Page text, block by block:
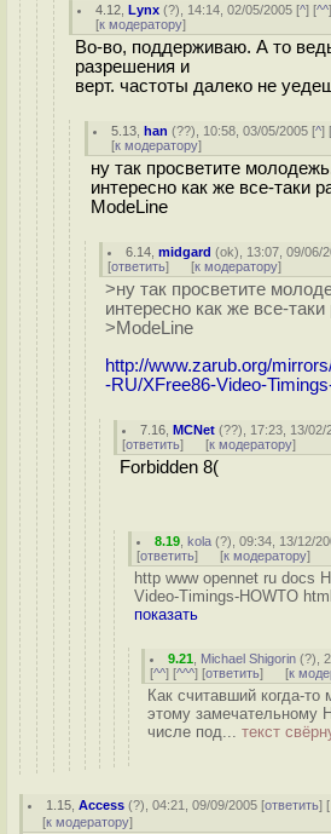
4.12 ,Lynx (?), 14:14, 02/05/2005 [^] [^^
[к модератору]
Во-во, поддерживаю. А то
разрешения и
верт. частоты далеко не
5.13 ,han (??), 10:58, 03/05/2005 [^]
[к модератору]
ну так просветите
интересно как же все-таки
ModeLine
6.14 ,midgard (ok), 13:07, 09/06/
[ответить] [к модератору]
>ну так просветите
интересно как же все-таки
>ModeLine
http://www.zarub.org/
-RU/XFree86-Video-
7.16 ,MCNet (??), 17:23, 13/02/
[ответить] [к модератору]
Forbidden 8(
8.19 ,kola (?), 09:34, 13/12/
[ответить] [к модератору]
http www opennet ru docs
Video-Timings-HOWTO
показать
9.21 Michael Shigorin (?),
[^^] [^^^] [ответить] [к
Как считавший когда-
этому замечательному
числе под... текст
1.15 ,Access (?), 04:21, 09/09/2005 [ответить] [
[к модератору]